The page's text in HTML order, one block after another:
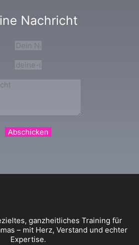
Nachricht
Abschicken
ganzheitliches Training für
– mit Herz, Verstand und echter
Expertise.